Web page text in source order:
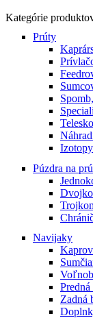
Kategórie
Prúty
Púzdra na
Navijaky
Predná
Zadná